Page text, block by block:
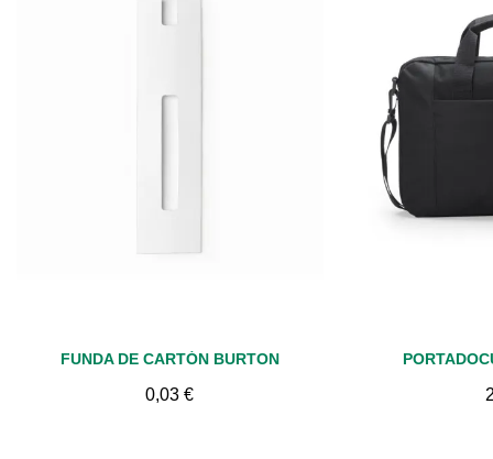
Vista rápida
FUNDA DE CARTÓN BURTON
0,03 €